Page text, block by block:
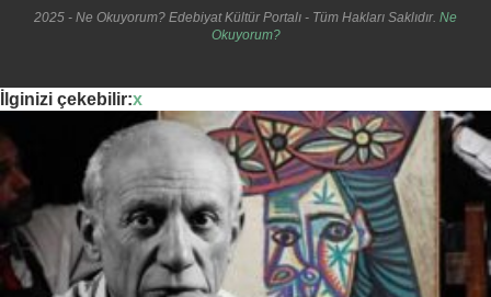
2025 - Ne Okuyorum? Edebiyat Kültür Portalı - Tüm Hakları Saklıdır. Ne
Okuyorum?
İlginizi çekebilir:x